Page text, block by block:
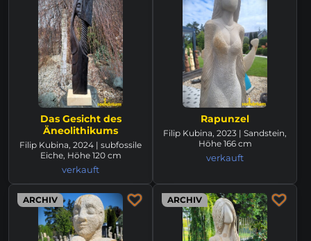
Das Gesicht des
Äneolithikums
Filip Kubina, 2024 | subfossile
Eiche, Höhe 120 cm
verkauft
Rapunzel
Filip Kubina, 2023 | Sandstein,
Höhe 166 cm
verkauft
ARCHIV ARCHIV